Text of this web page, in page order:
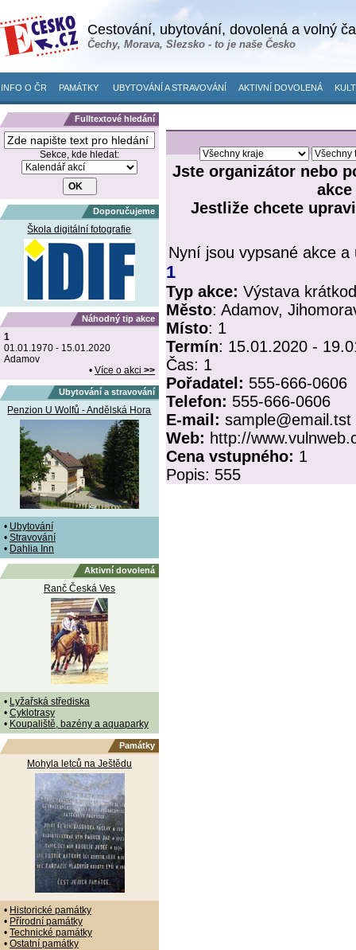
Cestování, ubytování, dovolená a volný
Čechy, Morava, Slezsko - to je naše Česko
INFO O ČR PAMÁTKY UBYTOVÁNÍ A STRAVOVÁNÍ AKTIVNÍ DOVOLENÁ
Fulltextové hledání
Sekce, kde hledat:
Doporučujeme
Škola digitální fotografie
Náhodný tip akce
1
01.01.1970 - 15.01.2020
Adamov
• Více o akci >>
Ubytování a stravování
Penzion U Wolfů - Andělská Hora
• Ubytování
• Stravování
• Dahlia Inn
Aktivní dovolená
Ranč Česká Ves
• Lyžařská střediska
• Cyklotrasy
• Koupaliště, bazény a aquaparky
Památky
Mohyla letců na Ještědu
• Historické památky
• Přírodní památky
• Technické památky
• Ostatní památky
Jste organizátor nebo
Jestliže chcete
Nyní jsou vypsané akce
1
Typ akce: Výstava
Město: Adamov,
Místo: 1
Termín: 15.01.2020 -
Čas: 1
Pořadatel: 555-666-0606
Telefon: 555-666-0606
E-mail: sample@email.tst
Web: http://
Cena vstupného: 1
Popis: 555